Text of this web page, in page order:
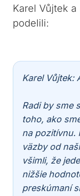
Karel Vůjtek
podelili:
Karel Vůjtek:
Radi by sme
toho, ako
na pozitívnu.
väzby od
všimli, že
nižšie
preskúmaní